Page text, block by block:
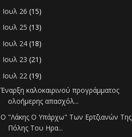
Ιουλ 26 (15)
Ιουλ 25 (13)
Ιουλ 24 (18)
Ιουλ 23 (21)
Ιουλ 22 (19)
Έναρξη καλοκαιρινού προγράμματος
ολοήμερης απασχόλ...
Ο "Λάκης Ο Υπάρχω" Των Ερτζιανών Της
Πόλης Του Ηρα...